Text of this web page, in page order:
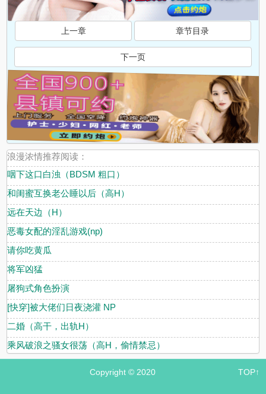
上一章 章节目录
下一页
浪漫浓情推荐阅读：
咽下这口白浊（BDSM 粗口）
和闺蜜互换老公睡以后（高H）
远在天边（H）
恶毒女配的淫乱游戏(np)
请你吃黄瓜
将军凶猛
屠狗式角色扮演
[快穿]被大佬们日夜浇灌 NP
二婚（高干，出轨H）
乘风破浪之骚女很荡（高H，偷情禁忌）
Copyright © 2020 TOP↑